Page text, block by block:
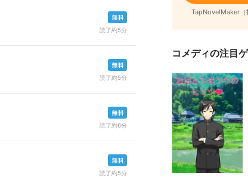
読了約5分
読了約5分
読了約6分
読了約5分
TapNovelMaker（
コメディの注目